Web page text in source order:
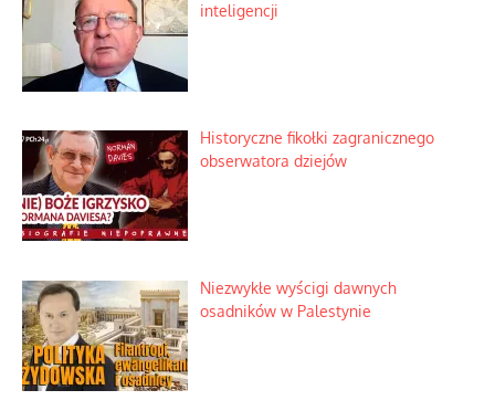
inteligencji
Historyczne fikołki zagranicznego
obserwatora dziejów
Niezwykłe wyścigi dawnych
osadników w Palestynie